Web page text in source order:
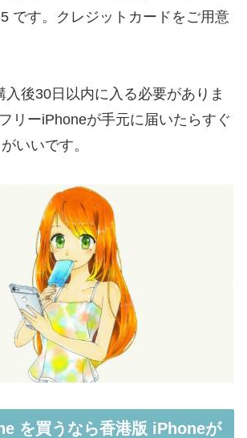
です。クレジットカードをご用意
入後30日以内に入る必要がありま
リーiPhoneが手元に届いたらすぐ
いいです。
を買うなら香港版 iPhoneが